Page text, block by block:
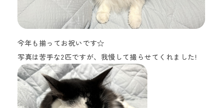
今年も揃ってお祝いです☆
写真は苦手な2匹ですが、我慢して撮らせてくれました!